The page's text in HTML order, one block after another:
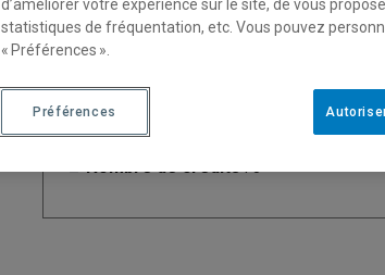
Nombre de crédits: 3
d’améliorer votre expérience sur le site, de vous
statistiques de fréquentation, etc. Vous pouvez
« Préférences ».
Préférences